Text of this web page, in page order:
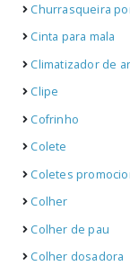
Churrasqueira
Cinta para mala
Climatizador de ar
Clipe
Cofrinho
Colete
Coletes
Colher
Colher de pau
Colher dosadora